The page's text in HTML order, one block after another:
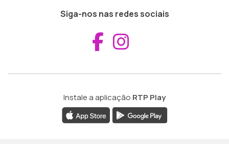
Siga-nos nas redes sociais
Aceder ao
Instale a aplicação RTP Play